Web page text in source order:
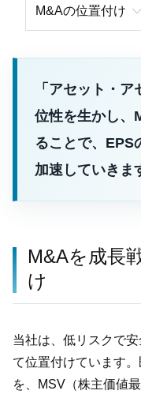
M&Aの位置付け
「アセット・
位性を生かし、
ることで、EPS
加速していきま
M&Aを成長
け
当社は、低リスクで
て位置付けています
を、MSV（株主価値